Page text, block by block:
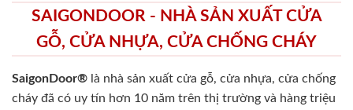
SAIGONDOOR - NHÀ SẢN XUẤT CỬA
GỖ, CỬA NHỰA, CỬA CHỐNG CHÁY
SaigonDoor® là nhà sản xuất cửa gỗ, cửa nhựa, cửa chống
cháy đã có uy tín hơn 10 năm trên thị trường và hàng triệu